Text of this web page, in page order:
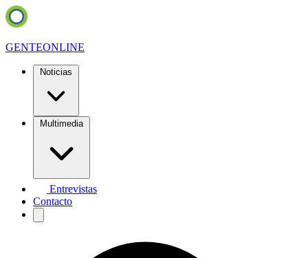
GENTEONLINE
Noticias
Multimedia
Entrevistas
Contacto